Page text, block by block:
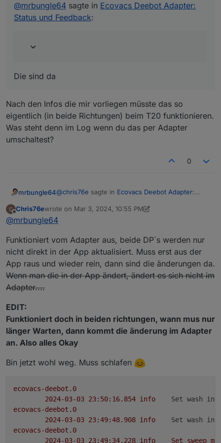
include
@mrbungle64 sagte in Ecovacs Deebot Adapter:
Status und Feedback:
Die sind da
Nach den Infos die mir vorliegen müsste das so
eigentlich (in beide Richtungen) beim T20 funktionieren.
Was steht denn im Log wenn du das per Adapter
umschaltest?
0
mrbungle64@chris76e sagte in Ecovacs Deebot Adapter:
Stimmen denn die Optionen die zur
Auswahl stehen?
auto
Die sind da
Nach den Infos die mir vorliegen müsste das so
eigentlich (in beide Richtungen) beim T20
funktionieren.
Was steht denn im Log wenn du das per Adapter
umschaltest?
Offline
Chris76ewrote on Mar 3, 2024, 10:55 PM
last edited by Chris76e Mar 4, 2024, 12:00 AM
@mrbungle64
Funktioniert vom Adapter aus, beide DP´s werden nur
nicht direkt in der App aktualisiert. Muss erst aus der
App raus und wieder rein, dann sind die änderungen da.
Wenn man die in der App ändert, ändert es sich nicht im
Adapter....
EDIT:
Funktioniert doch in beiden richtungen, wann mus nur
länger Warten, dann kommt die änderung im Adapter
an. Also alles Okay
Bin jetzt wohl weg. Muss schlafen
ecovacs-deebot.0
info
Set wash
ecovacs-deebot.0
info
Set wash
ecovacs-deebot.0
info Set sweep